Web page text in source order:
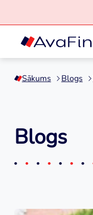
Skip
contentSākums Blogs
Blogs